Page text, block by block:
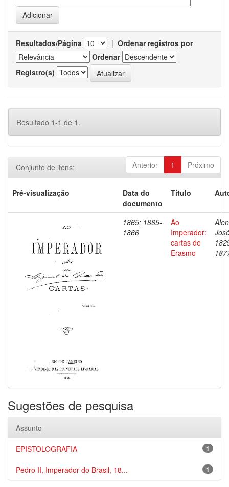
Resultados/Página | Ordenar registros por
Ordenar
Registro(s)
Resultado 1-1 de 1.
Anterior 1 Próximo
Conjunto de itens:
Pré-visualização
Data do
documento
Título
1865; 1865-
1866
Ao
Imperador:
cartas de
Erasmo
Sugestões de pesquisa
Assunto
1
EPISTOLOGRAFIA
1
Pedro II, Imperador do Brasil, 18...